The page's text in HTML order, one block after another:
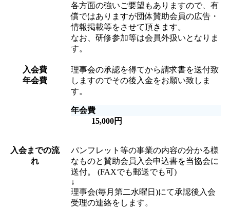
各方面の強いご要望もありますので、有
償ではありますが団体賛助会員の広告・
情報掲載等をさせて頂きます。
なお、研修参加等は会員外扱いとなりま
す。
入会費
年会費
理事会の承認を得てから請求書を送付致
しますのでその後入金をお願い致しま
す。
年会費
15,000円
入会までの流
れ
パンフレット等の事業の内容の分かる様
なものと賛助会員入会申込書を当協会に
送付。 (FAXでも郵送でも可)
↓
理事会(毎月第二水曜日)にて承認後入会
受理の連絡をします。